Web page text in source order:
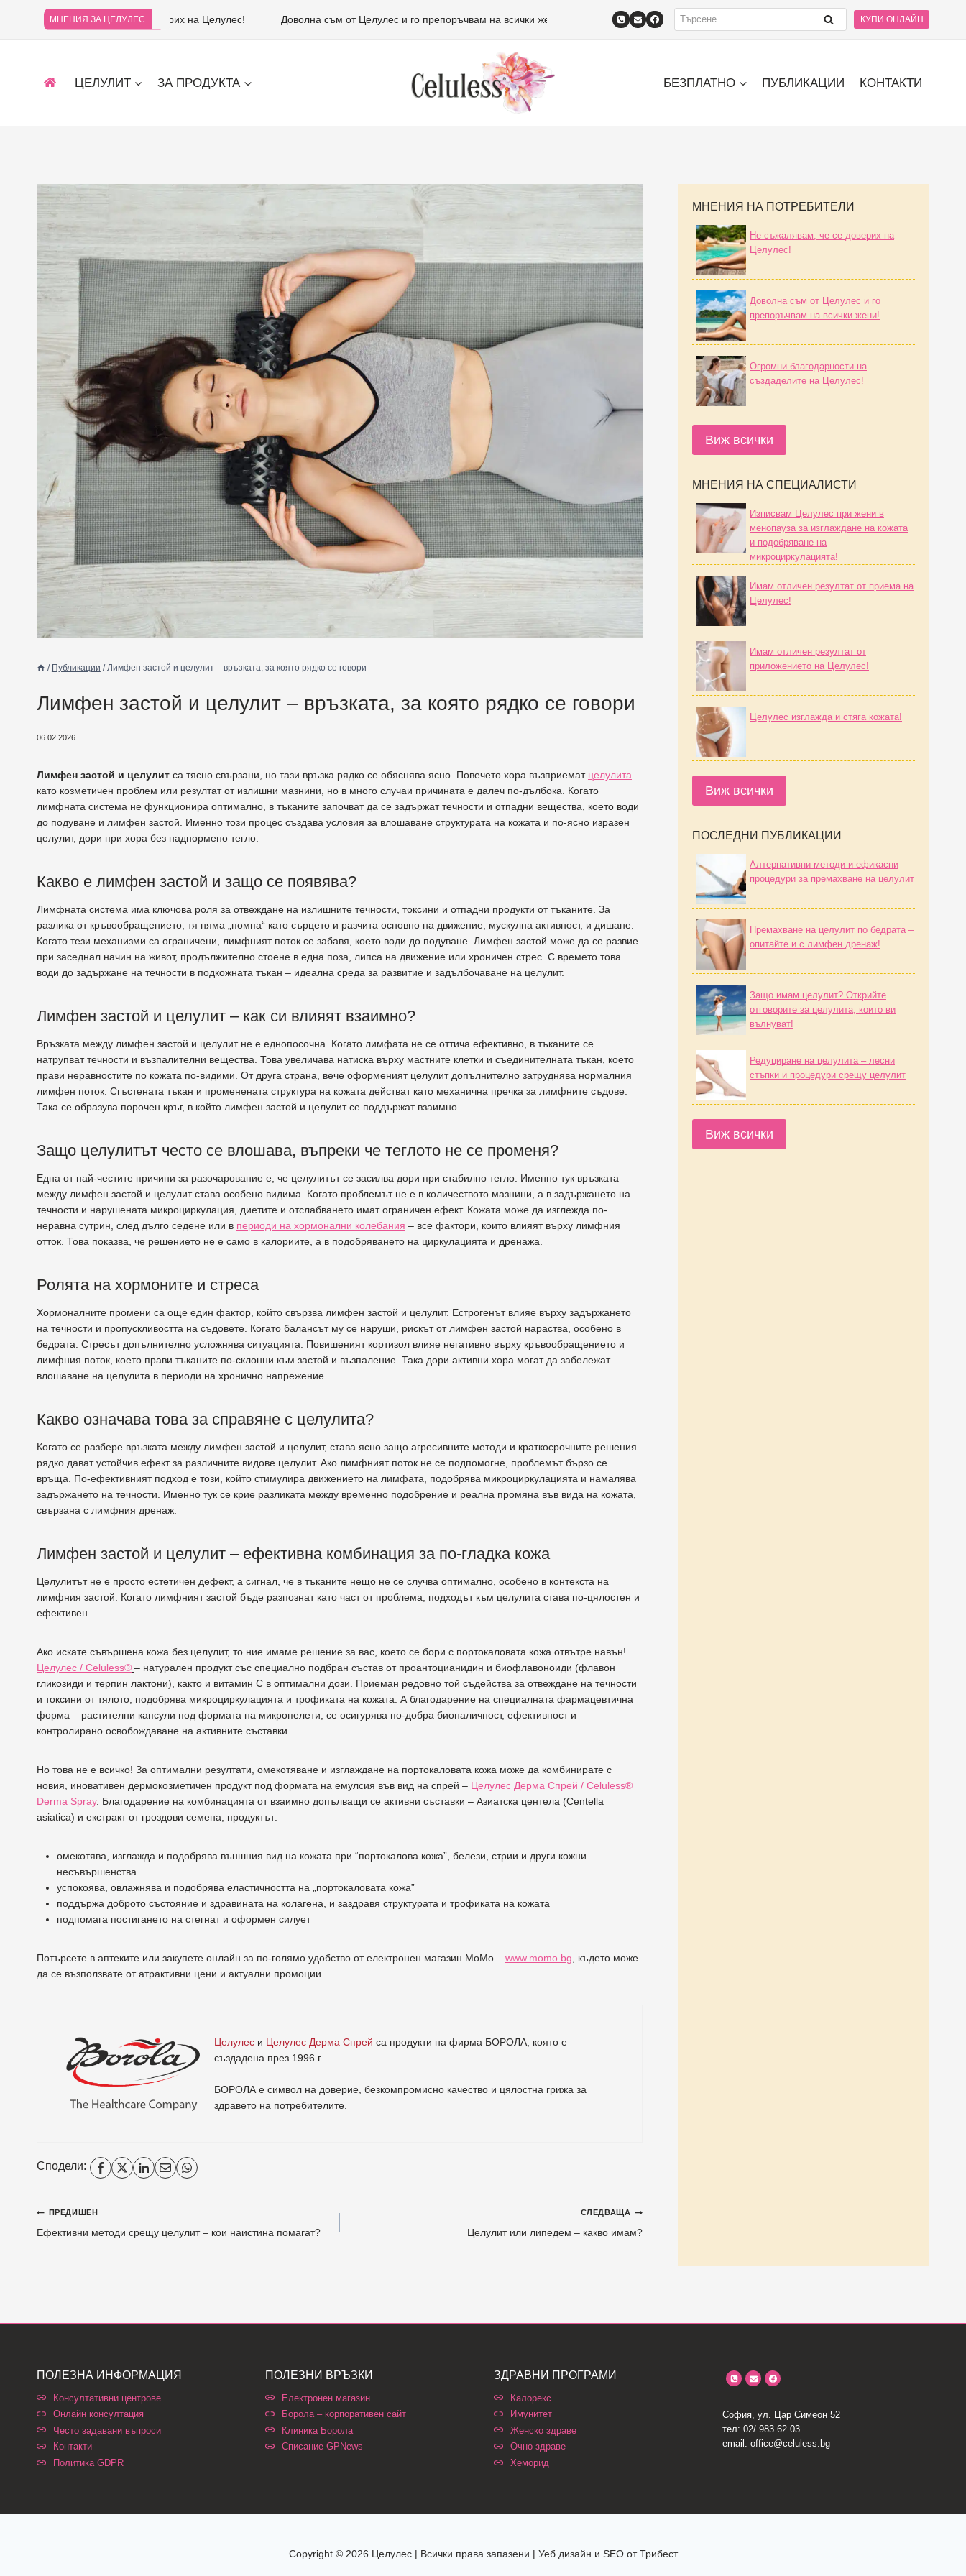
МНЕНИЯ ЗА ЦЕЛУЛЕС
Не съжалявам, че се доверих на Целулес! Доволна съм от Целулес и го препоръчвам на всички жени! Изписвам Целулес при жени в менопауза за изглаждане на кожата и
КУПИ ОНЛАЙН
ЦЕЛУЛИТ ЗА ПРОДУКТА БЕЗПЛАТНО ПУБЛИКАЦИИ КОНТАКТИ
/ Публикации / Лимфен застой и целулит – връзката, за която рядко се говори
Лимфен застой и целулит – връзката, за която рядко се говори
06.02.2026
Лимфен застой и целулит са тясно свързани, но тази връзка рядко се обяснява ясно. Повечето хора възприемат целулита
като козметичен проблем или резултат от излишни мазнини, но в много случаи причината е далеч по-дълбока. Когато
лимфната система не функционира оптимално, в тъканите започват да се задържат течности и отпадни вещества, което води
до подуване и лимфен застой. Именно този процес създава условия за влошаване структурата на кожата и по-ясно изразен
целулит, дори при хора без наднормено тегло.
Какво е лимфен застой и защо се появява?
Лимфната система има ключова роля за отвеждане на излишните течности, токсини и отпадни продукти от тъканите. За
разлика от кръвообращението, тя няма „помпа“ като сърцето и разчита основно на движение, мускулна активност, и дишане.
Когато тези механизми са ограничени, лимфният поток се забавя, което води до подуване. Лимфен застой може да се развие
при заседнал начин на живот, продължително стоене в една поза, липса на движение или хроничен стрес. С времето това
води до задържане на течности в подкожната тъкан – идеална среда за развитие и задълбочаване на целулит.
Лимфен застой и целулит – как си влияят взаимно?
Връзката между лимфен застой и целулит не е еднопосочна. Когато лимфата не се оттича ефективно, в тъканите се
натрупват течности и възпалителни вещества. Това увеличава натиска върху мастните клетки и съединителната тъкан, което
прави неравностите по кожата по-видими. От друга страна, вече оформеният целулит допълнително затруднява нормалния
лимфен поток. Сгъстената тъкан и променената структура на кожата действат като механична пречка за лимфните съдове.
Така се образува порочен кръг, в който лимфен застой и целулит се поддържат взаимно.
Защо целулитът често се влошава, въпреки че теглото не се променя?
Една от най-честите причини за разочарование е, че целулитът се засилва дори при стабилно тегло. Именно тук връзката
между лимфен застой и целулит става особено видима. Когато проблемът не е в количеството мазнини, а в задържането на
течности и нарушената микроциркулация, диетите и отслабването имат ограничен ефект. Кожата може да изглежда по-
неравна сутрин, след дълго седене или в периоди на хормонални колебания – все фактори, които влияят върху лимфния
отток. Това показва, че решението не е само в калориите, а в подобряването на циркулацията и дренажа.
Ролята на хормоните и стреса
Хормоналните промени са още един фактор, който свързва лимфен застой и целулит. Естрогенът влияе върху задържането
на течности и пропускливостта на съдовете. Когато балансът му се наруши, рискът от лимфен застой нараства, особено в
бедрата. Стресът допълнително усложнява ситуацията. Повишеният кортизол влияе негативно върху кръвообращението и
лимфния поток, което прави тъканите по-склонни към застой и възпаление. Така дори активни хора могат да забележат
влошаване на целулита в периоди на хронично напрежение.
Какво означава това за справяне с целулита?
Когато се разбере връзката между лимфен застой и целулит, става ясно защо агресивните методи и краткосрочните решения
рядко дават устойчив ефект за различните видове целулит. Ако лимфният поток не се подпомогне, проблемът бързо се
връща. По-ефективният подход е този, който стимулира движението на лимфата, подобрява микроциркулацията и намалява
задържането на течности. Именно тук се крие разликата между временно подобрение и реална промяна във вида на кожата,
свързана с лимфния дренаж.
Лимфен застой и целулит – ефективна комбинация за по-гладка кожа
Целулитът не е просто естетичен дефект, а сигнал, че в тъканите нещо не се случва оптимално, особено в контекста на
лимфния застой. Когато лимфният застой бъде разпознат като част от проблема, подходът към целулита става по-цялостен и
ефективен.
Ако искате съвършена кожа без целулит, то ние имаме решение за вас, което се бори с портокаловата кожа отвътре навън!
Целулес / Celuless® – натурален продукт със специално подбран състав от проантоцианидин и биофлавоноиди (флавон
гликозиди и терпин лактони), както и витамин C в оптимални дози. Приеман редовно той съдейства за отвеждане на течности
и токсини от тялото, подобрява микроциркулацията и трофиката на кожата. А благодарение на специалната фармацевтична
форма – растителни капсули под формата на микропелети, се осигурява по-добра бионаличност, ефективност и
контролирано освобождаване на активните съставки.
Но това не е всичко! За оптимални резултати, омекотяване и изглаждане на портокаловата кожа може да комбинирате с
новия, иновативен дермокозметичен продукт под формата на емулсия във вид на спрей – Целулес Дерма Спрей / Celuless®
Derma Spray. Благодарение на комбинацията от взаимно допълващи се активни съставки – Азиатска центела (Centella
asiatica) и екстракт от гроздови семена, продуктът:
омекотява, изглажда и подобрява външния вид на кожата при “портокалова кожа”, белези, стрии и други кожни
несъвършенства
успокоява, овлажнява и подобрява еластичността на „портокаловата кожа”
поддържа доброто състояние и здравината на колагена, и заздравя структурата и трофиката на кожата
подпомага постигането на стегнат и оформен силует
Потърсете в аптеките или закупете онлайн за по-голямо удобство от електронен магазин МоМо – www.momo.bg, където може
да се възползвате от атрактивни цени и актуални промоции.
Целулес и Целулес Дерма Спрей са продукти на фирма БОРОЛА, която е
създадена през 1996 г.
БОРОЛА е символ на доверие, безкомпромисно качество и цялостна грижа за
здравето на потребителите.
Сподели:
ПРЕДИШЕН
Ефективни методи срещу целулит – кои наистина помагат?
СЛЕДВАЩА
Целулит или липедем – какво имам?
МНЕНИЯ НА ПОТРЕБИТЕЛИ
Не съжалявам, че се доверих на
Целулес!
Доволна съм от Целулес и го
препоръчвам на всички жени!
Огромни благодарности на
създаделите на Целулес!
Виж всички
МНЕНИЯ НА СПЕЦИАЛИСТИ
Изписвам Целулес при жени в
менопауза за изглаждане на кожата
и подобряване на
микроциркулацията!
Имам отличен резултат от приема на
Целулес!
Имам отличен резултат от
приложението на Целулес!
Целулес изглажда и стяга кожата!
Виж всички
ПОСЛЕДНИ ПУБЛИКАЦИИ
Алтернативни методи и ефикасни
процедури за премахване на целулит
Премахване на целулит по бедрата –
опитайте и с лимфен дренаж!
Защо имам целулит? Открийте
отговорите за целулита, които ви
вълнуват!
Редуциране на целулита – лесни
стъпки и процедури срещу целулит
Виж всички
ПОЛЕЗНА ИНФОРМАЦИЯ
Консултативни центрове
Онлайн консултация
Често задавани въпроси
Контакти
Политика GDPR
ПОЛЕЗНИ ВРЪЗКИ
Електронен магазин
Борола – корпоративен сайт
Клиника Борола
Списание GPNews
ЗДРАВНИ ПРОГРАМИ
Калорекс
Имунитет
Женско здраве
Очно здраве
Хеморид
София, ул. Цар Симеон 52
тел: 02/ 983 62 03
email: office@celuless.bg
Copyright © 2026 Целулес | Всички права запазени | Уеб дизайн и SEO от Трибест